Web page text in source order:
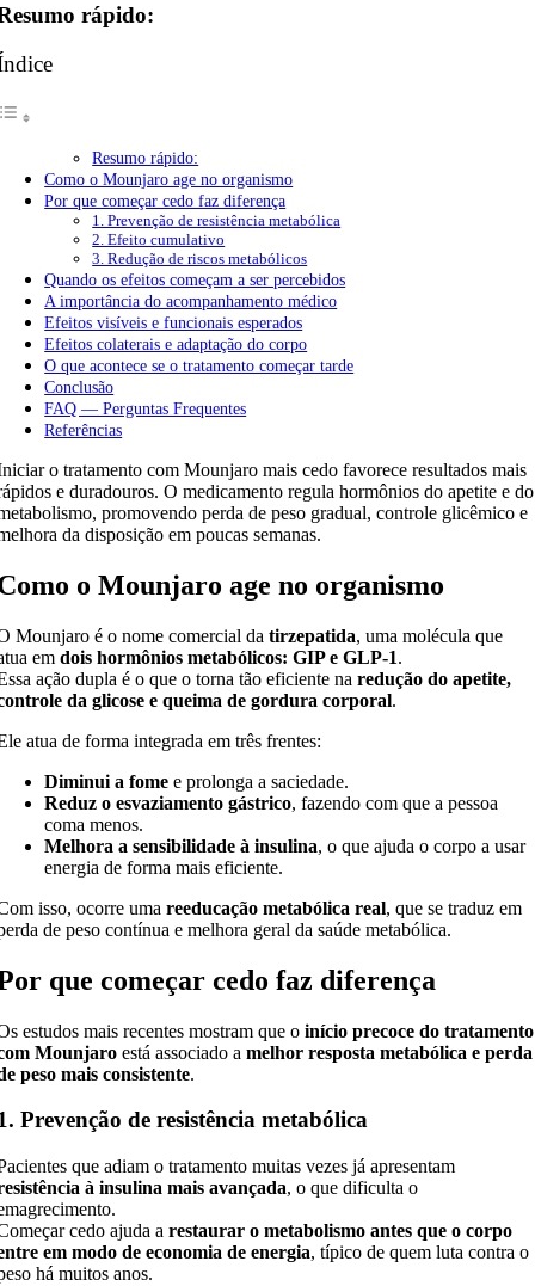
rápido:
Resumo rápido:
Como o Mounjaro age no organismo
Por que começar cedo faz diferença
1. Prevenção de resistência metabólica
2. Efeito cumulativo
3. Redução de riscos metabólicos
Quando os efeitos começam a ser percebidos
A importância do acompanhamento médico
Efeitos visíveis e funcionais esperados
Efeitos colaterais e adaptação do corpo
O que acontece se o tratamento começar tarde
Conclusão
FAQ — Perguntas Frequentes
Referências
o tratamento com Mounjaro mais cedo favorece resultados mais
e duradouros. O medicamento regula hormônios do apetite e do
promovendo perda de peso gradual, controle glicêmico e
da disposição em poucas semanas.
o Mounjaro age no organismo
Mounjaro é o nome comercial datirzepatida, uma molécula que
emdois hormônios metabólicos: GIP e GLP-1.
ação dupla é o que o torna tão eficiente naredução do apetite,
da glicose e queima de gordura corporal.
atua de forma integrada em três frentes:
Diminui a fome e prolonga a saciedade.
Reduz o esvaziamento gástrico, fazendo com que a pessoa
coma menos.
Melhora a sensibilidade à insulina, o que ajuda o corpo a usar
energia de forma mais eficiente.
isso, ocorre umareeducação metabólica real, que se traduz em
de peso contínua e melhora geral da saúde metabólica.
que começar cedo faz diferença
estudos mais recentes mostram que oinício precoce do tratamento
Mounjaro está associado amelhor resposta metabólica e perda
peso mais consistente.
Prevenção de resistência metabólica
que adiam o tratamento muitas vezes já apresentam
à insulina mais avançada, o que dificulta o
cedo ajuda arestaurar o metabolismo antes que o corpo
em modo de economia de energia, típico de quem luta contra o
há muitos anos.